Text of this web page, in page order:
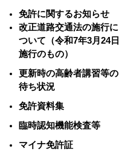
免許に関するお知らせ
改正道路交通法の施行に
ついて（令和7年3月24日
施行のもの）
更新時の高齢者講習等の
待ち状況
免許資料集
臨時認知機能検査等
マイナ免許証